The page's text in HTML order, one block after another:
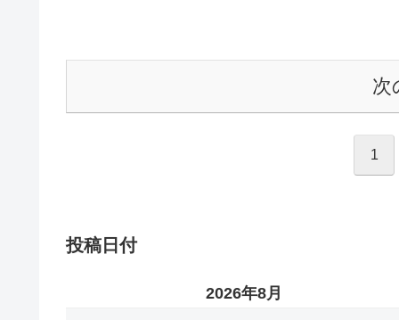
次
1
投稿日付
2026年8月